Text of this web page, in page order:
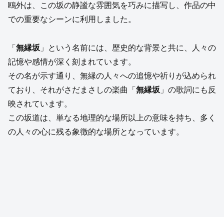
鴎外は、この坂の静謐な雰囲気を巧みに描写し、作品の中
での重要なシーンに利用しました。
「 無縁坂 」という名前には、歴史的な背景と共に、人々の
記憶や感情が深く刻まれています。
その名が示す通り、無縁の人々への追憶や祈りが込められ
ており、それがさだまさしの楽曲「 無縁坂 」の歌詞にも反
映されています。
この坂道は、単なる地理的な場所以上の意味を持ち、多く
の人々の心に残る象徴的な場所となっています。